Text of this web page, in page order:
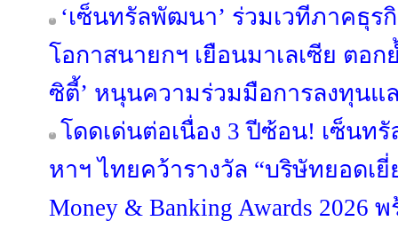
‘เซ็นทรัลพัฒนา’ ร่วมเวทีภาคธุร
โอกาสนายกฯ เยือนมาเลเซีย ตอ
ซิตี้’ หนุนความร่วมมือการลงทุนแ
โดดเด่นต่อเนื่อง 3 ปีซ้อน! เซ็นท
หาฯ ไทยคว้ารางวัล “บริษัทยอดเ
Money & Banking Awards 2026